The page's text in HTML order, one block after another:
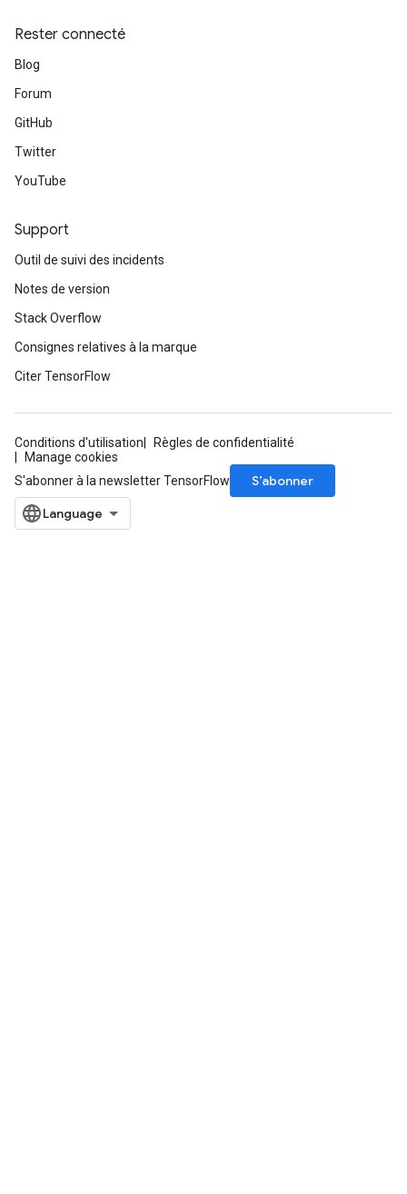
Rester connecté
Blog
Forum
GitHub
Twitter
YouTube
Support
Outil de suivi des incidents
Notes de version
Stack Overflow
Consignes relatives à la marque
Citer TensorFlow
Conditions d'utilisation
Règles de confidentialité
Manage cookies
S'abonner à la newsletter TensorFlow
S’abonner